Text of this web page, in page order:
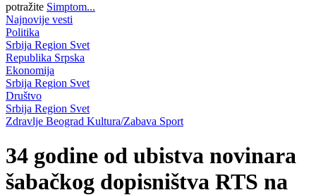
potražite Simptom...
Najnovije vesti
Politika
Srbija Region Svet
Republika Srpska
Ekonomija
Srbija Region Svet
Društvo
Srbija Region Svet
Zdravlje Beograd Kultura/Zabava Sport
34 godine od ubistva novinara
šabačkog dopisništva RTS na